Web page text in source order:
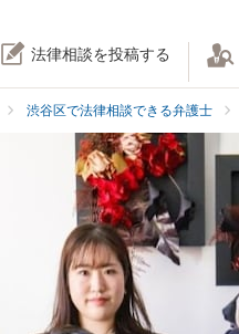
法律相談を投稿する
渋谷区で法律相談できる弁護士